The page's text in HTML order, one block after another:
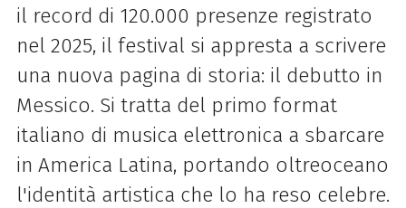
il record di 120.000 presenze registrato
nel 2025, il festival si appresta a scrivere
una nuova pagina di storia: il debutto in
Messico. Si tratta del primo format
italiano di musica elettronica a sbarcare
in America Latina, portando oltreoceano
l'identità artistica che lo ha reso celebre.